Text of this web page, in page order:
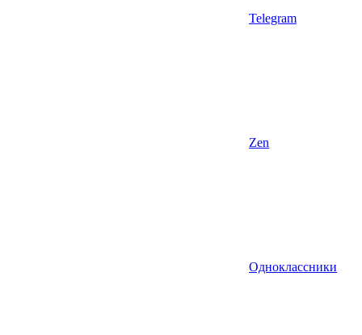
Telegram
Zen
Одноклассники